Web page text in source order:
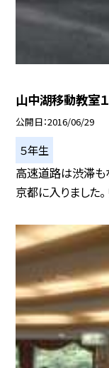
山中湖移動教室
公開日 2016/06/29
５年生
高速道路は渋滞も
京都に入りました